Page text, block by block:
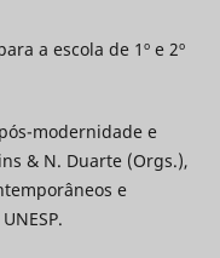
a escola de 1º e 2º
modernidade e
& N. Duarte (Orgs.),
e